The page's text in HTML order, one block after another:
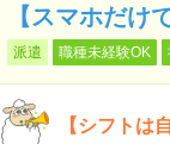
【スマホだけ
派遣 職種未経験OK
【シフトは